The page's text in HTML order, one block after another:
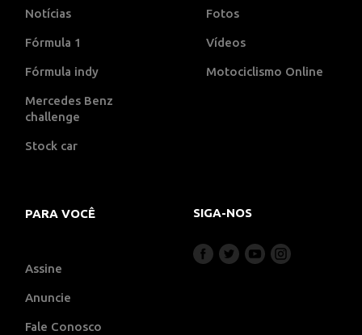
Notícias
Fórmula 1
Fórmula indy
Mercedes Benz
challenge
Stock car
Fotos
Vídeos
Motociclismo Online
PARA VOCÊ
Assine
Anuncie
Fale Conosco
SIGA-NOS